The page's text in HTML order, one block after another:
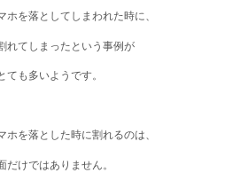
ホを落としてしまわれた時に、
れてしまったという事例が
ても多いようです。
ホを落とした時に割れるのは、
だけではありません。